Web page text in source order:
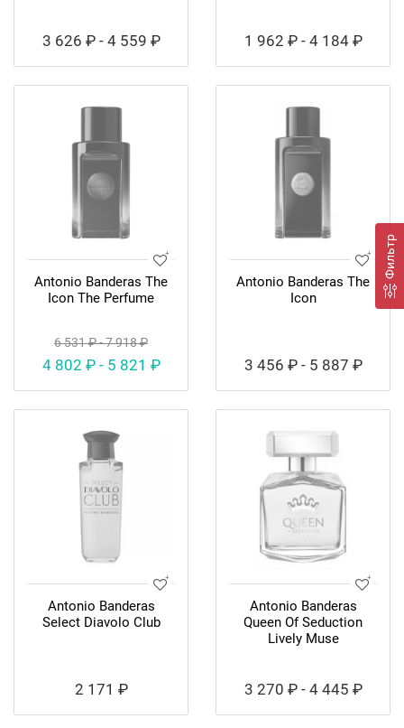
Фильтр
3 626 ₽ - 4 559 ₽ 1 962 ₽ - 4 184 ₽
Antonio Banderas The
Icon The Perfume
6 531 ₽ - 7 918 ₽
4 802 ₽ - 5 821 ₽
Antonio Banderas The
Icon
3 456 ₽ - 5 887 ₽
Antonio Banderas
Select Diavolo Club
2 171 ₽
Antonio Banderas
Queen Of Seduction
Lively Muse
3 270 ₽ - 4 445 ₽